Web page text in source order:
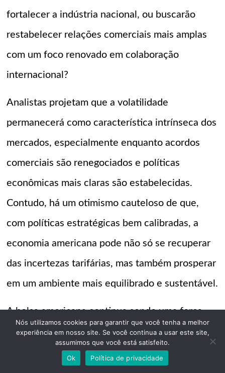
fortalecer a indústria nacional, ou buscarão
restabelecer relações comerciais mais amplas
com um foco renovado em colaboração
internacional?
Analistas projetam que a volatilidade
permanecerá como característica intrínseca dos
mercados, especialmente enquanto acordos
comerciais são renegociados e políticas
econômicas mais claras são estabelecidas.
Contudo, há um otimismo cauteloso de que,
com políticas estratégicas bem calibradas, a
economia americana pode não só se recuperar
das incertezas tarifárias, mas também prosperar
em um ambiente mais equilibrado e sustentável.
A bolsa americana continua sendo uma força
vibrante e oportunista no cenário global, e o seu
sucesso futuro provavelmente dependerá de
Nós utilizamos cookies para garantir que você tenha a melhor
experiência em nosso site. Se você continua a usar este site,
assumimos que você está satisfeito.
Ok
Política de privacidade